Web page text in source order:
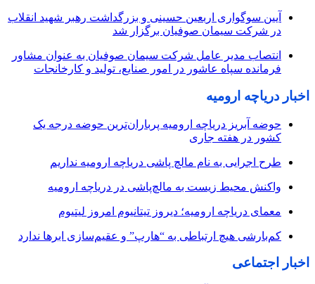
آیین سوگواری اربعین حسینی و بزرگداشت رهبر شهید انقلاب
در شرکت سیمان صوفیان برگزار شد
انتصاب مدیر عامل شرکت سیمان صوفیان به عنوان مشاور
فرمانده سپاه عاشور در امور صنایع، تولید و کارخانجات
اخبار دریاچه ارومیه
حوضه آبریز دریاچه ارومیه پرباران‌ترین حوضه‌ درجه یک
کشور در هفته جاری
طرح اجرایی به نام مالچ پاشی دریاچه ارومیه نداریم
واکنش محیط زیست به مالچ‌پاشی در دریاچه ارومیه
معمای دریاچه ارومیه؛ دیروز تیتانیوم امروز لیتیوم
کم‌بارشی هیچ ارتباطی به “هارپ” و عقیم‌سازی ابرها ندارد
اخبار اجتماعی